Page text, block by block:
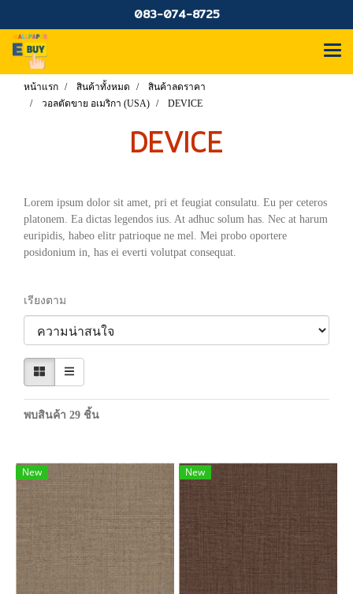
083-074-8725
หน้าแรก สินค้าทั้งหมด
สินค้าลดราคา
วอลตัดขาย อเมริกา (USA)
DEVICE
DEVICE
Lorem ipsum dolor sit amet, pri et feugiat consulatu. Eu per ceteros
platonem. Ea dictas legendos ius. At adhuc solum has. Nec at harum
euripidis, habeo elitr patrioque ne mel. Mei probo oportere
posidonium in, has ei everti volutpat consequat.
เรียงตาม
พบสินค้า 29 ชิ้น
New New